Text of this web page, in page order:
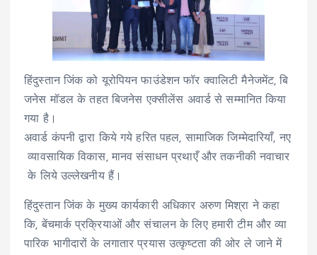
हिंदुस्तान जिंक को यूरोपियन फाउंडेशन फॉर क्वालिटी मैनेजमेंट, बि
जनेस मॉडल के तहत बिजनेस एक्सीलेंस अवार्ड से सम्मानित किया
गया है।
अवार्ड कंपनी द्वारा किये गये हरित पहल, सामाजिक जिम्मेदारियाँ, नए
व्यावसायिक विकास, मानव संसाधन प्रथाएँ और तकनीकी नवाचार
के लिये उल्लेखनीय हैं।
हिंदुस्तान जिंक के मुख्य कार्यकारी अधिकार अरुण मिश्रा ने कहा
कि, बेंचमार्क प्रक्रियाओं और संचालन के लिए हमारी टीम और व्या
पारिक भागीदारों के लगातार प्रयास उत्कृष्टता की ओर ले जाने में